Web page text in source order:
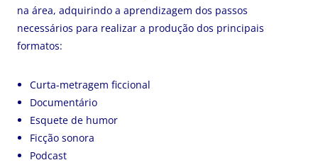
na área, adquirindo a aprendizagem dos passos
necessários para realizar a produção dos principais
formatos:
Curta-metragem ficcional
Documentário
Esquete de humor
Ficção sonora
Podcast